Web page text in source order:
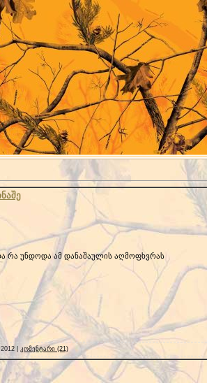
რა უნდოდა ამ დანაშაულის აღმოფხვრას
კომენტარი (21)